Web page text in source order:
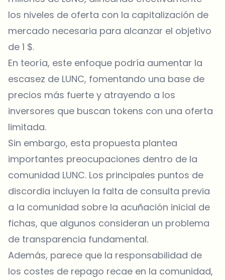
los niveles de oferta con la capitalización de
mercado necesaria para alcanzar el objetivo
de 1 $.
En teoría, este enfoque podría aumentar la
escasez de LUNC, fomentando una base de
precios más fuerte y atrayendo a los
inversores que buscan tokens con una oferta
limitada.
Sin embargo, esta propuesta plantea
importantes preocupaciones dentro de la
comunidad LUNC. Los principales puntos de
discordia incluyen la falta de consulta previa
a la comunidad sobre la acuñación inicial de
fichas, que algunos consideran un problema
de transparencia fundamental.
Además, parece que la responsabilidad de
los costes de repago recae en la comunidad,